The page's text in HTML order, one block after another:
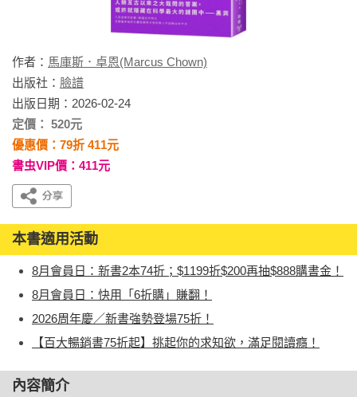
作者： 馬庫斯．卓恩(Marcus Chown)
出版社： 臉譜
出版日期：2026-02-24
定價： 520元
優惠價：79折 411元
書虫VIP價：411元
本書適用活動
8月會員日：新書2本74折；$1199折$200再抽$888購書金！
8月會員日：快用「6折購」賺翻！
2026周年慶／新書強勢登場75折！
【百大暢銷書75折起】挑起你的求知欲，滿足閱讀癮！
內容簡介